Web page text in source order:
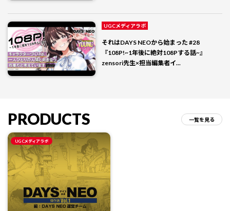
UGCメディアラボ
それはDAYS NEOから始まった #28
『108P!~1年後に絶対108Pする話~』
zensori先生×担当編集者イ...
PRODUCTS 一覧を見る
UGCメディアラボ